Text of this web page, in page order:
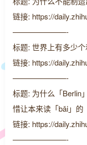
链接: https://
———————-
标题: 世界上有多少个
链接: https://
———————-
标题: 为什么「Berlin
惜让本来读「bǎi」的
链接: https://
———————-